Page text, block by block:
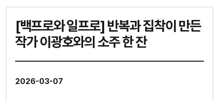
[백프로와 일프로] 반복과 집착이 만든
작가 이광호와의 소주 한 잔
2026-03-07